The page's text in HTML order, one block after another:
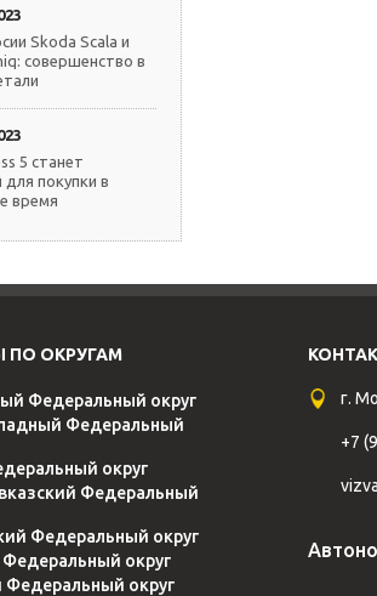
Skoda Scala и
совершенство в
5 станет
для покупки в
время
ПО ОКРУГАМ
Федеральный округ
Федеральный
округ
Федеральный
Федеральный округ
округ
Федеральный округ
г.
+7